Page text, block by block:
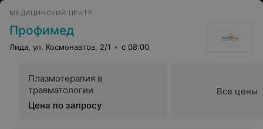
МЕДИЦИНСКИЙ ЦЕНТР
Профимед
Лида, ул. Космонавтов, 2/1 с 08:00
Плазмотерапия в
травматологии
Цена по запросу
Все цены